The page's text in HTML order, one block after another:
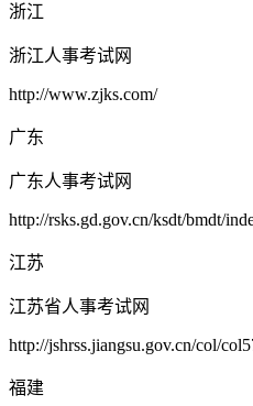
浙江
浙江人事考试网
http://www.zjks.com/
广东
广东人事考试网
http://rsks.gd.gov.cn/ksdt/bmdt/
江苏
江苏省人事考试网
http://jshrss.jiangsu.gov.cn/col/
福建